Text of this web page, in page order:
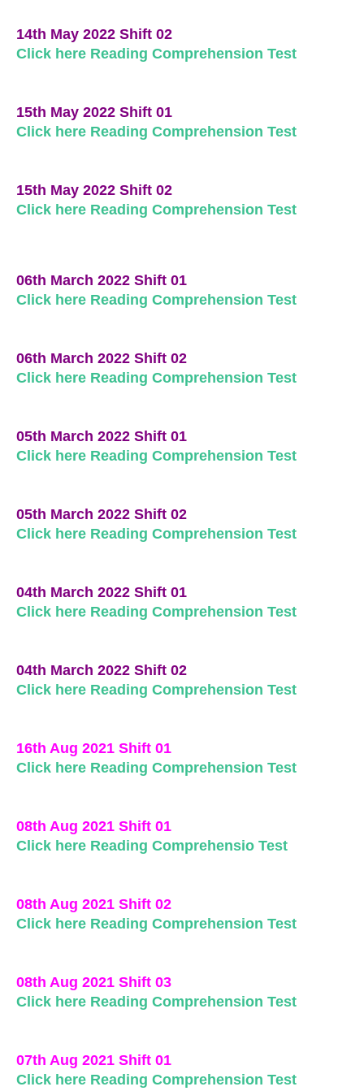
14th May 2022 Shift 02
Click here Reading Comprehension Test
15th May 2022 Shift 01
Click here Reading Comprehension Test
15th May 2022 Shift 02
Click here Reading Comprehension Test
06th March 2022 Shift 01
Click here Reading Comprehension Test
06th March 2022 Shift 02
Click here Reading Comprehension Test
05th March 2022 Shift 01
Click here Reading Comprehension Test
05th March 2022 Shift 02
Click here Reading Comprehension Test
04th March 2022 Shift 01
Click here Reading Comprehension Test
04th March 2022 Shift 02
Click here Reading Comprehension Test
16th Aug 2021 Shift 01
Click here Reading Comprehension Test
08th Aug 2021 Shift 01
Click here Reading Comprehensio Test
08th Aug 2021 Shift 02
Click here Reading Comprehension Test
08th Aug 2021 Shift 03
Click here Reading Comprehension Test
07th Aug 2021 Shift 01
Click here Reading Comprehension Test